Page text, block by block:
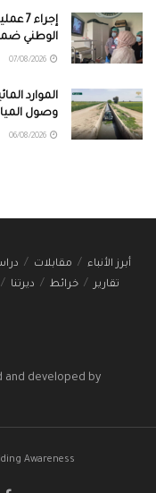
الوطني
الموارد
وصول
أبرز الأنباء مقابلات
تقارير
خرائط ديرتنا
and developed by
Awareness